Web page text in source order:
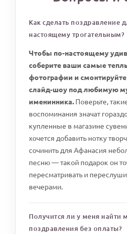
Как сделать поздравление
настоящему трогательным?
Чтобы по-настоящему
соберите ваши самые
фотографии и
слайд-шоу под любимую
именинника. Поверьте,
воспоминания значат
купленные в магазине
хочется добавить нотку
сочинить для Афанасия
песню — такой подарок он
пересматривать и
вечерами.
Получится ли у меня найти
поздравления без оплаты?